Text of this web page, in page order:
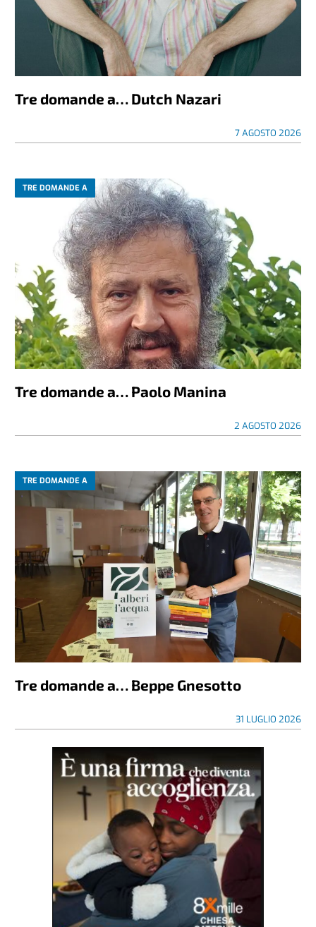
Tre domande a… Dutch Nazari
7 AGOSTO 2026
TRE DOMANDE A
Tre domande a… Paolo Manina
2 AGOSTO 2026
TRE DOMANDE A
Tre domande a… Beppe Gnesotto
31 LUGLIO 2026